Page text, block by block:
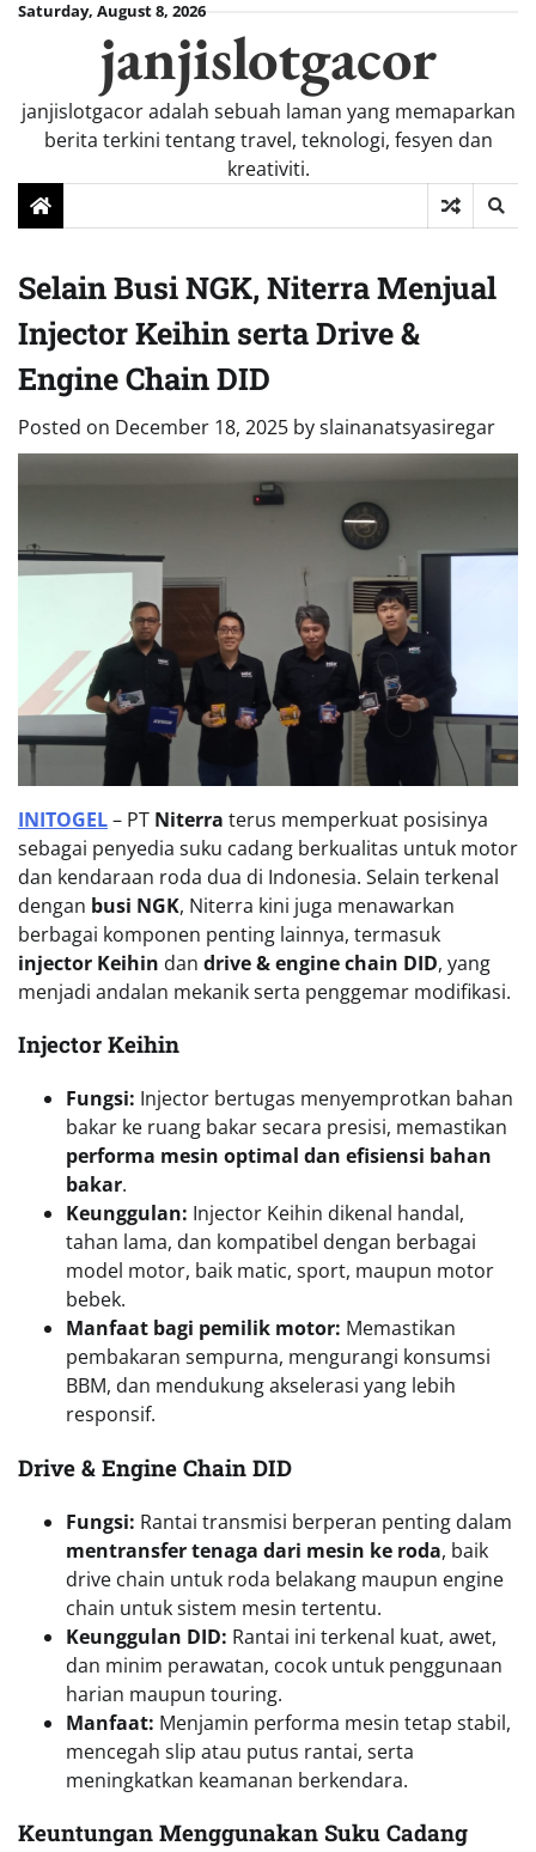
SkipSaturday, August 8, 2026
janjislotgacor
janjislotgacor adalah sebuah laman yang memaparkan
berita terkini tentang travel, teknologi, fesyen dan
kreativiti.
Selain Busi NGK, Niterra Menjual
Injector Keihin serta Drive &
Engine Chain DID
Posted on December 18, 2025 byslainanatsyasiregar
INITOGEL– PT Niterra terus memperkuat posisinya
sebagai penyedia suku cadang berkualitas untuk motor
dan kendaraan roda dua di Indonesia. Selain terkenal
dengan busi NGK, Niterra kini juga menawarkan
berbagai komponen penting lainnya, termasuk
injector Keihin dan drive & engine chain DID, yang
menjadi andalan mekanik serta penggemar modifikasi.
Injector Keihin
Fungsi: Injector bertugas menyemprotkan bahan
bakar ke ruang bakar secara presisi, memastikan
performa mesin optimal dan efisiensi bahan
bakar.
Keunggulan: Injector Keihin dikenal handal,
tahan lama, dan kompatibel dengan berbagai
model motor, baik matic, sport, maupun motor
bebek.
Manfaat bagi pemilik motor: Memastikan
pembakaran sempurna, mengurangi konsumsi
BBM, dan mendukung akselerasi yang lebih
responsif.
Drive & Engine Chain DID
Fungsi: Rantai transmisi berperan penting dalam
mentransfer tenaga dari mesin ke roda, baik
drive chain untuk roda belakang maupun engine
chain untuk sistem mesin tertentu.
Keunggulan DID: Rantai ini terkenal kuat, awet,
dan minim perawatan, cocok untuk penggunaan
harian maupun touring.
Manfaat: Menjamin performa mesin tetap stabil,
mencegah slip atau putus rantai, serta
meningkatkan keamanan berkendara.
Keuntungan Menggunakan Suku Cadang